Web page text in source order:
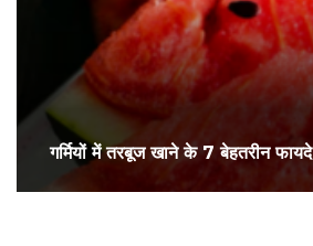
गर्मियों में तरबूज खाने के 7 बेहतरीन फायदे